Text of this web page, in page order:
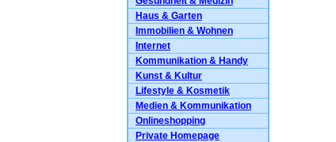
Haus & Garten
Immobilien & Wohnen
Internet
Kommunikation & Handy
Kunst & Kultur
Lifestyle & Kosmetik
Medien & Kommunikation
Onlineshopping
Private Homepage